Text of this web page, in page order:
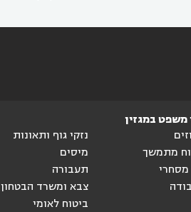
משפט במגזין
מתמשך
נזקי גוף ותאונות
מיסים
תעבורה
צבא ומשרד הבטחון
ביטוח לאומי